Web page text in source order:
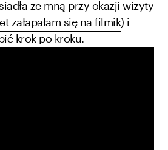
ze mną przy okazji wizyty
załapałam się na filmik) i
krok po kroku.